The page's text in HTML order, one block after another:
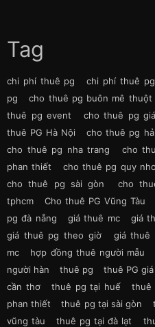
Tag
chi phí thuê pg chi phí thuê
pg
cho thuê pg buôn mê thuột
thuê pg event
cho thuê pg
thuê PG Hà Nội
cho thuê pg
cho thuê pg nha trang
cho
phan thiết
cho thuê pg quy
cho thuê pg sài gòn
cho
tphcm
Cho thuê PG Vũng Tàu
pg đà nẵng
giá thuê mc giá
giá thuê pg theo giờ
giá thuê
mc
hợp đồng thuê người mẫu
người hàn
thuê pg thuê PG
cần thơ
thuê pg tại huế thuê
phan thiết
thuê pg tại sài gòn
vũng tàu
thuê pg tại đà lạt